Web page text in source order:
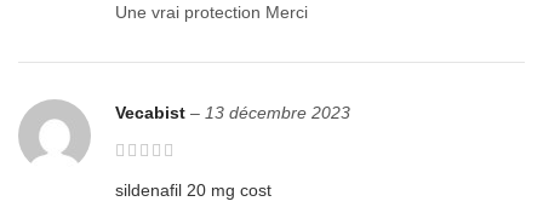
Une vrai protection Merci
Vecabist – 13 décembre 2023
sildenafil 20 mg cost